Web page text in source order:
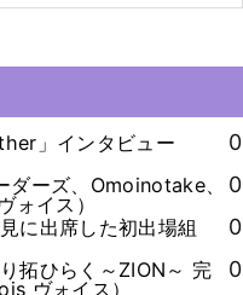
」インタビュー
0
ダーズ、Omoinotake、
イス）
0
に出席した初出場組
0
拓ひらく～ZION～ 完
ヴォイス）
0